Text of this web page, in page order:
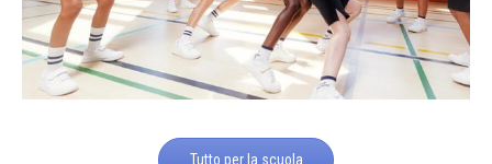
Tutto per la scuola